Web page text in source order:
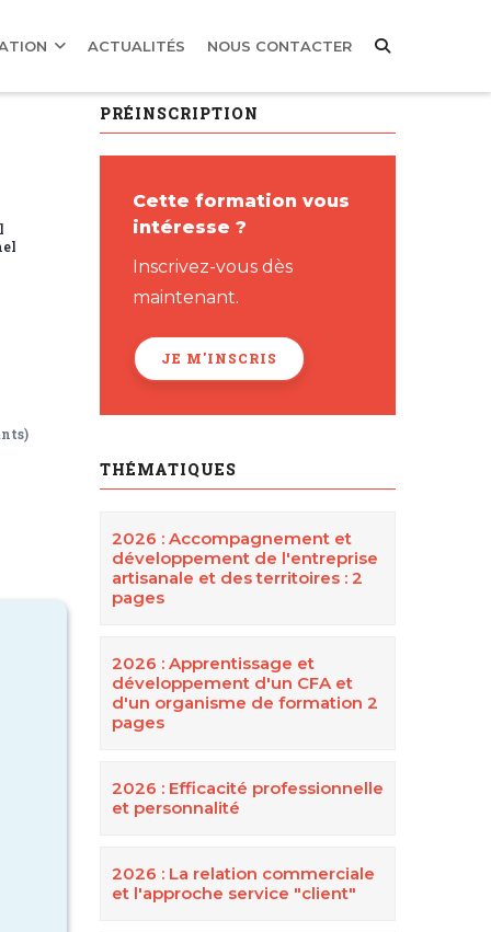
ACTUALITÉS NOUS CONTACTER
PRÉINSCRIPTION
Cette formation vous
intéresse ?
Inscrivez-vous dès
maintenant.
JE M'INSCRIS
THÉMATIQUES
2026 : Accompagnement et
développement de l'entreprise
artisanale et des territoires : 2
pages
2026 : Apprentissage et
développement d'un CFA et
d'un organisme de formation 2
pages
2026 : Efficacité professionnelle
et personnalité
2026 : La relation commerciale
et l'approche service "client"